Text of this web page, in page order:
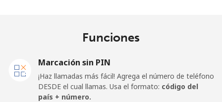
Línea fija
⁦133.9¢⁩
Funciones
Marcación sin PIN
¡Haz llamadas más fácil! Agrega el número de teléfono
DESDE el cual llamas. Usa el formato: código del
país + número.